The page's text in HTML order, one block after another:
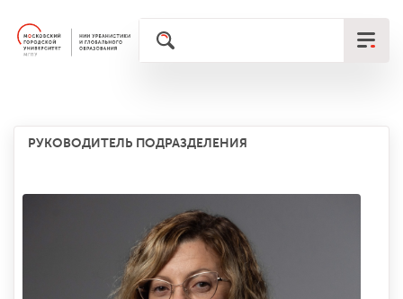
РУКОВОДИТЕЛЬ ПОДРАЗДЕЛЕНИЯ